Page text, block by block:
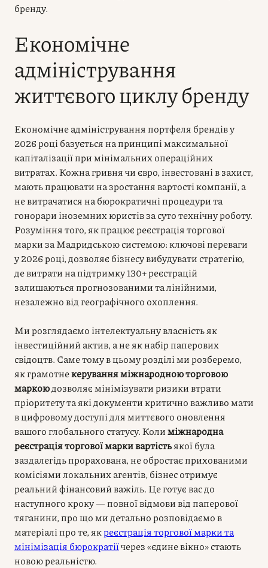
бренду.
Економічне
адміністрування
життєвого циклу бренду
Економічне адміністрування портфеля брендів у
2026 році базується на принципі максимальної
капіталізації при мінімальних операційних
витратах. Кожна гривня чи євро, інвестовані в захист,
мають працювати на зростання вартості компанії, а
не витрачатися на бюрократичні процедури та
гонорари іноземних юристів за суто технічну роботу.
Розуміння того, як працює реєстрація торгової
марки за Мадридською системою: ключові переваги
у 2026 році, дозволяє бізнесу вибудувати стратегію,
де витрати на підтримку 130+ реєстрацій
залишаються прогнозованими та лінійними,
незалежно від географічного охоплення.
Ми розглядаємо інтелектуальну власність як
інвестиційний актив, а не як набір паперових
свідоцтв. Саме тому в цьому розділі ми розберемо,
як грамотнекерування міжнародною торговою
маркоюдозволяє мінімізувати ризики втрати
пріоритету та які документи критично важливо мати
в цифровому доступі для миттєвого оновлення
вашого глобального статусу. Колиміжнародна
реєстрація торгової марки вартістьякої була
заздалегідь прорахована, не обростає прихованими
комісіями локальних агентів, бізнес отримує
реальний фінансовий важіль. Це готує вас до
наступного кроку — повної відмови від паперової
тяганини, про що ми детально розповідаємо в
матеріалі про те, якреєстрація торгової марки та
мінімізація бюрократіїчерез «єдине вікно» стають
новою реальністю.